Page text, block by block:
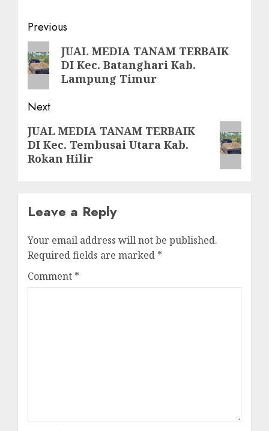
Post
navigation
Previous
Previous
post:
JUAL MEDIA TANAM TERBAIK
DI Kec. Batanghari Kab.
Lampung Timur
Next
Next
post:
JUAL MEDIA TANAM TERBAIK
DI Kec. Tembusai Utara Kab.
Rokan Hilir
Leave a Reply
Your email address will not be published.
Required fields are marked *
Comment *